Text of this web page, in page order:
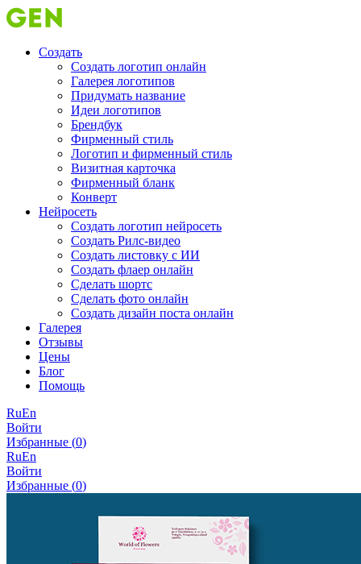
Создать
Создать логотип онлайн
Галерея логотипов
Придумать название
Идеи логотипов
Брендбук
Фирменный стиль
Логотип и фирменный стиль
Визитная карточка
Фирменный бланк
Конверт
Нейросеть
Создать логотип нейросеть
Создать Рилс-видео
Создать листовку с ИИ
Создать флаер онлайн
Cделать шортс
Сделать фото онлайн
Создать дизайн поста онлайн
Галерея
Отзывы
Цены
Блог
Помощь
RuEn
Войти
Избранные (0)
RuEn
Войти
Избранные (0)